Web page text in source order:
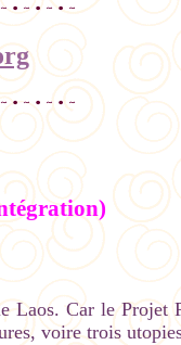
Laos. Car le Projet
voire trois